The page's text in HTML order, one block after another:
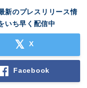
新のプレスリリース情
いち早く配信中
X
Facebook